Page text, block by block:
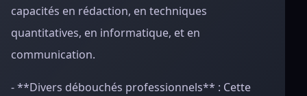
capacités en rédaction, en techniques
quantitatives, en informatique, et en
communication.
- **Divers débouchés professionnels** : Cette